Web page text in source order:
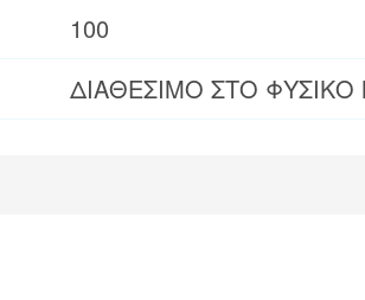
100
ΔΙΑΘΕΣΙΜΟ ΣΤΟ